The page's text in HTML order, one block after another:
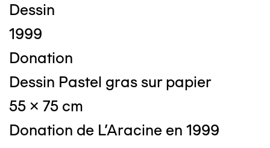
Dessin
1999
Donation
Dessin Pastel gras sur papier
55 x 75 cm
Donation de L'Aracine en 1999